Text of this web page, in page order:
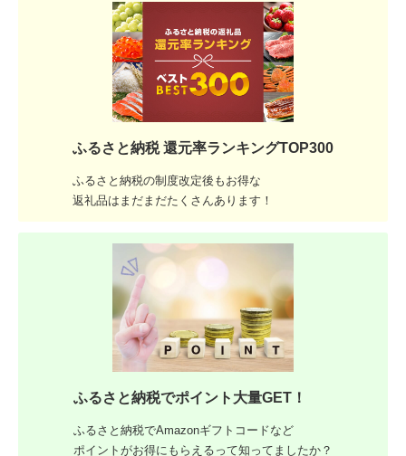
ふるさと納税 還元率ランキングTOP300
ふるさと納税の制度改定後もお得な
返礼品はまだまだたくさんあります！
ふるさと納税でポイント大量GET！
ふるさと納税でAmazonギフトコードなど
ポイントがお得にもらえるって知ってましたか？